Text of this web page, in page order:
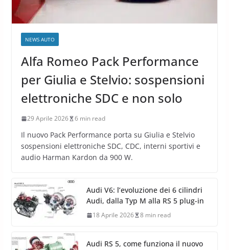
NEWS AUTO
Alfa Romeo Pack Performance
per Giulia e Stelvio: sospensioni
elettroniche SDC e non solo
29 Aprile 2026 6 min read
Il nuovo Pack Performance porta su Giulia e Stelvio
sospensioni elettroniche SDC, CDC, interni sportivi e
audio Harman Kardon da 900 W.
Audi V6: l’evoluzione dei 6 cilindri
Audi, dalla Typ M alla RS 5 plug-in
18 Aprile 2026 8 min read
Audi RS 5, come funziona il nuovo